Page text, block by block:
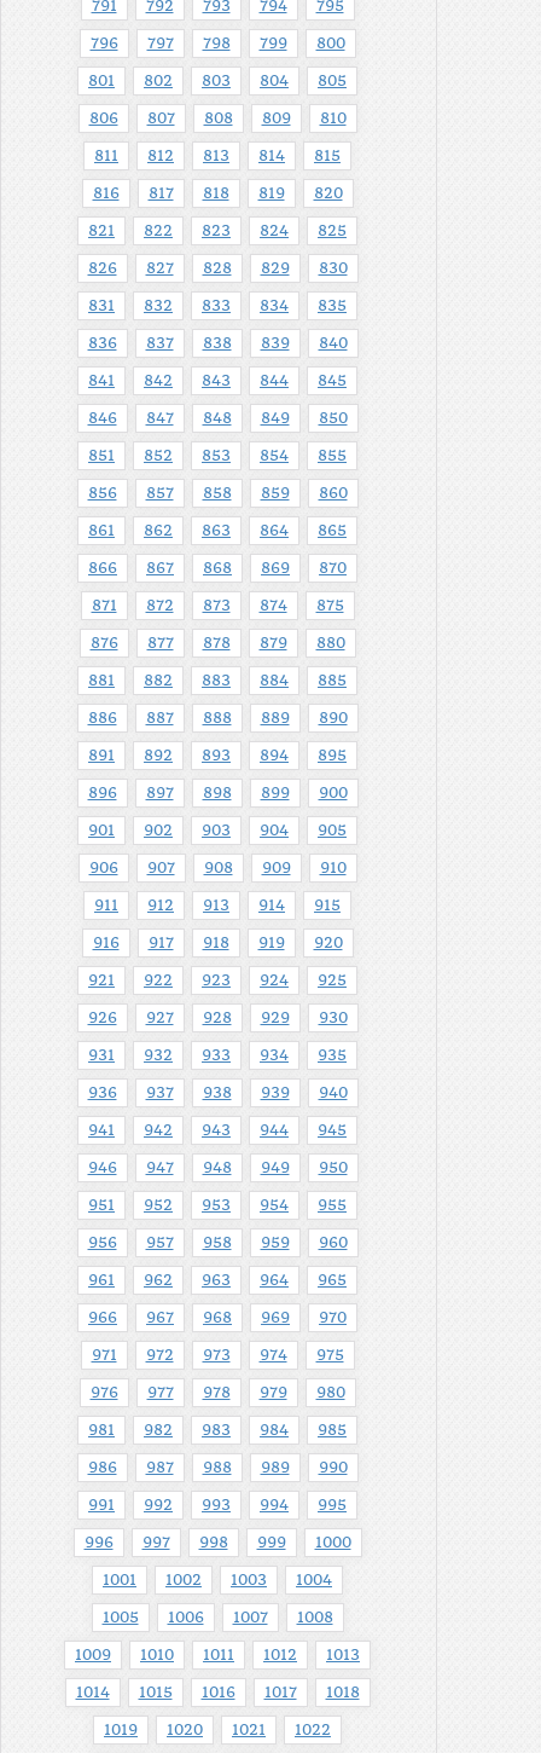
791 792 793 794 795
796 797 798 799 800
801 802 803 804 805
806 807 808 809 810
811 812 813 814 815
816 817 818 819 820
821 822 823 824 825
826 827 828 829 830
831 832 833 834 835
836 837 838 839 840
841 842 843 844 845
846 847 848 849 850
851 852 853 854 855
856 857 858 859 860
861 862 863 864 865
866 867 868 869 870
871 872 873 874 875
876 877 878 879 880
881 882 883 884 885
886 887 888 889 890
891 892 893 894 895
896 897 898 899 900
901 902 903 904 905
906 907 908 909 910
911 912 913 914 915
916 917 918 919 920
921 922 923 924 925
926 927 928 929 930
931 932 933 934 935
936 937 938 939 940
941 942 943 944 945
946 947 948 949 950
951 952 953 954 955
956 957 958 959 960
961 962 963 964 965
966 967 968 969 970
971 972 973 974 975
976 977 978 979 980
981 982 983 984 985
986 987 988 989 990
991 992 993 994 995
996 997 998 999 1000
1001 1002 1003 1004
1005 1006 1007 1008
1009 1010 1011 1012 1013
1014 1015 1016 1017 1018
1019 1020 1021 1022